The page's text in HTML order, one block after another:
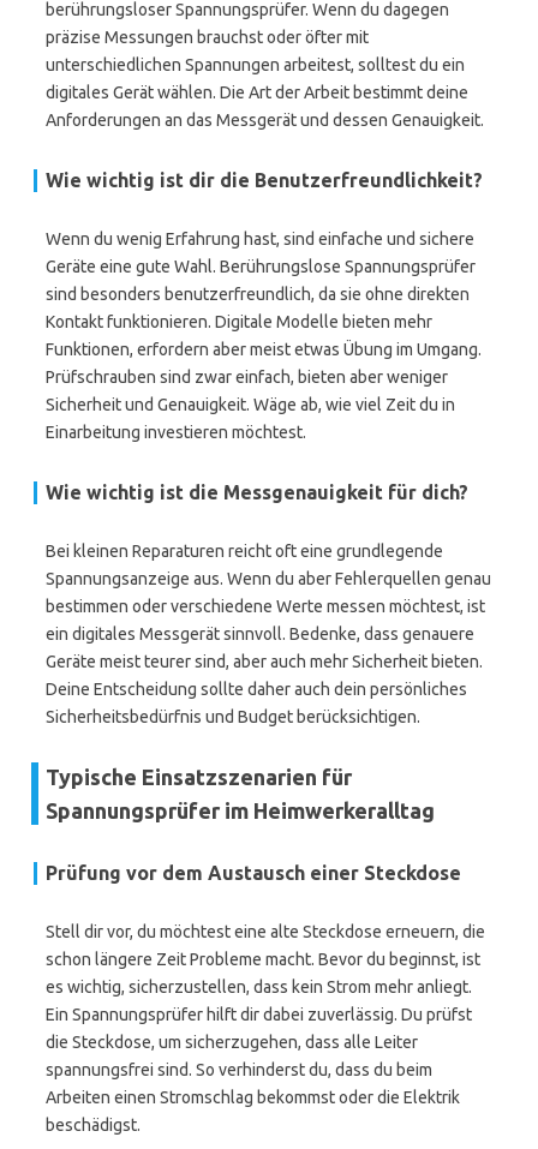
berührungsloser Spannungsprüfer. Wenn du dagegen
präzise Messungen brauchst oder öfter mit
unterschiedlichen Spannungen arbeitest, solltest du ein
digitales Gerät wählen. Die Art der Arbeit bestimmt deine
Anforderungen an das Messgerät und dessen Genauigkeit.
Wie wichtig ist dir die Benutzerfreundlichkeit?
Wenn du wenig Erfahrung hast, sind einfache und sichere
Geräte eine gute Wahl. Berührungslose Spannungsprüfer
sind besonders benutzerfreundlich, da sie ohne direkten
Kontakt funktionieren. Digitale Modelle bieten mehr
Funktionen, erfordern aber meist etwas Übung im Umgang.
Prüfschrauben sind zwar einfach, bieten aber weniger
Sicherheit und Genauigkeit. Wäge ab, wie viel Zeit du in
Einarbeitung investieren möchtest.
Wie wichtig ist die Messgenauigkeit für dich?
Bei kleinen Reparaturen reicht oft eine grundlegende
Spannungsanzeige aus. Wenn du aber Fehlerquellen genau
bestimmen oder verschiedene Werte messen möchtest, ist
ein digitales Messgerät sinnvoll. Bedenke, dass genauere
Geräte meist teurer sind, aber auch mehr Sicherheit bieten.
Deine Entscheidung sollte daher auch dein persönliches
Sicherheitsbedürfnis und Budget berücksichtigen.
Typische Einsatzszenarien für
Spannungsprüfer im Heimwerkeralltag
Prüfung vor dem Austausch einer Steckdose
Stell dir vor, du möchtest eine alte Steckdose erneuern, die
schon längere Zeit Probleme macht. Bevor du beginnst, ist
es wichtig, sicherzustellen, dass kein Strom mehr anliegt.
Ein Spannungsprüfer hilft dir dabei zuverlässig. Du prüfst
die Steckdose, um sicherzugehen, dass alle Leiter
spannungsfrei sind. So verhinderst du, dass du beim
Arbeiten einen Stromschlag bekommst oder die Elektrik
beschädigst.